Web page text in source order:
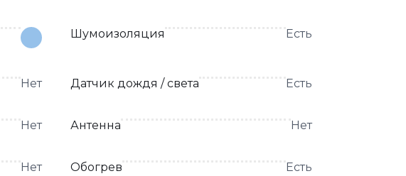
Шумоизоляция Есть
Нет Датчик дождя / света Есть
Нет Антенна Нет
Нет Обогрев Есть